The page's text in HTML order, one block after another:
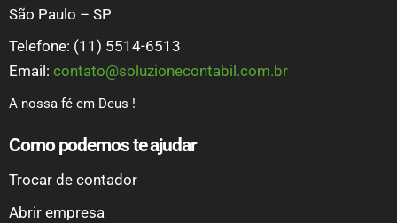
São Paulo – SP
Telefone: (11) 5514-6513
Email: contato@soluzionecontabil.com.br
A nossa fé em Deus !
Como podemos te ajudar
Trocar de contador
Abrir empresa